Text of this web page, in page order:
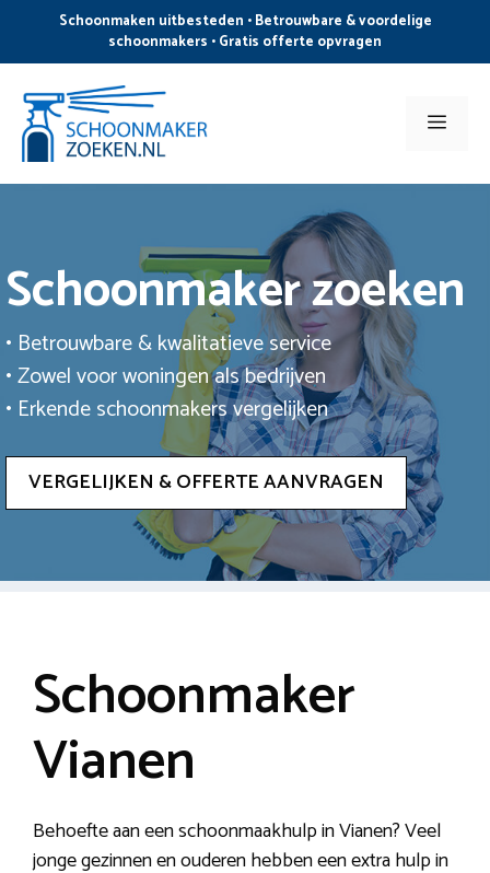
de
inhoud
Schoonmaken uitbesteden • Betrouwbare & voordelige
schoonmakers • Gratis offerte opvragen
Menu
Schoonmaker zoeken
• Betrouwbare & kwalitatieve service
• Zowel voor woningen als bedrijven
• Erkende schoonmakers vergelijken
VERGELIJKEN & OFFERTE AANVRAGEN
Schoonmaker
Vianen
Behoefte aan een schoonmaakhulp in Vianen? Veel
jonge gezinnen en ouderen hebben een extra hulp in